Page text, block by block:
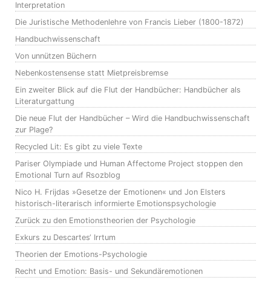
Interpretation
Die Juristische Methodenlehre von Francis Lieber (1800-1872)
Handbuchwissenschaft
Von unnützen Büchern
Nebenkostensense statt Mietpreisbremse
Ein zweiter Blick auf die Flut der Handbücher: Handbücher als
Literaturgattung
Die neue Flut der Handbücher – Wird die Handbuchwissenschaft
zur Plage?
Recycled Lit: Es gibt zu viele Texte
Pariser Olympiade und Human Affectome Project stoppen den
Emotional Turn auf Rsozblog
Nico H. Frijdas »Gesetze der Emotionen« und Jon Elsters
historisch-literarisch informierte Emotionspsychologie
Zurück zu den Emotionstheorien der Psychologie
Exkurs zu Descartes‘ Irrtum
Theorien der Emotions-Psychologie
Recht und Emotion: Basis- und Sekundäremotionen